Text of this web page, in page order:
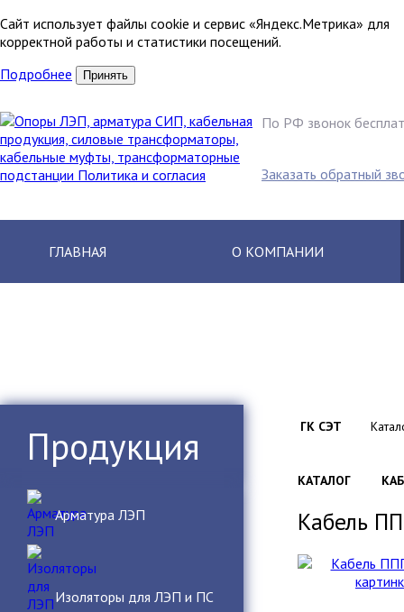
Сайт использует файлы cookie и сервис «Яндекс.Метрика» для
корректной работы и статистики посещений.
Подробнее
Принять
По РФ звонок
Заказать обратный
ГЛАВНАЯ О КОМПАНИИ
Продукция
Арматура ЛЭП
Изоляторы для ЛЭП и ПС
ГК СЭТ
КАТАЛОГ
Кабель